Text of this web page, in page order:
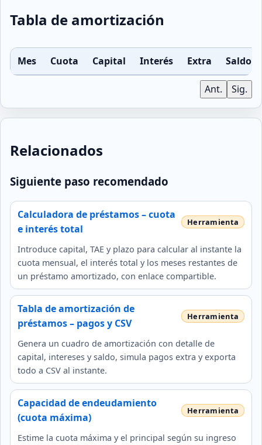
Tabla de amortización
Mes Cuota Capital Interés Extra Saldo
Ant. Sig.
Relacionados
Siguiente paso recomendado
Calculadora de préstamos – cuota
e interés total
Introduce capital, TAE y plazo para calcular al instante la
cuota mensual, el interés total y los meses restantes de
un préstamo amortizado, con enlace compartible.
Tabla de amortización de
préstamos – pagos y CSV
Genera un cuadro de amortización con detalle de
capital, intereses y saldo, simula pagos extra y exporta
todo a CSV al instante.
Capacidad de endeudamiento
(cuota máxima)
Estime la cuota máxima y el principal según su ingreso